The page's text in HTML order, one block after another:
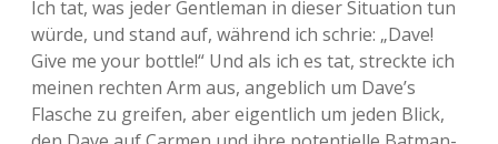
Ich tat, was jeder Gentleman in dieser Situation tun
würde, und stand auf, während ich schrie: „Dave!
Give me your bottle!“ Und als ich es tat, streckte ich
meinen rechten Arm aus, angeblich um Dave’s
Flasche zu greifen, aber eigentlich um jeden Blick,